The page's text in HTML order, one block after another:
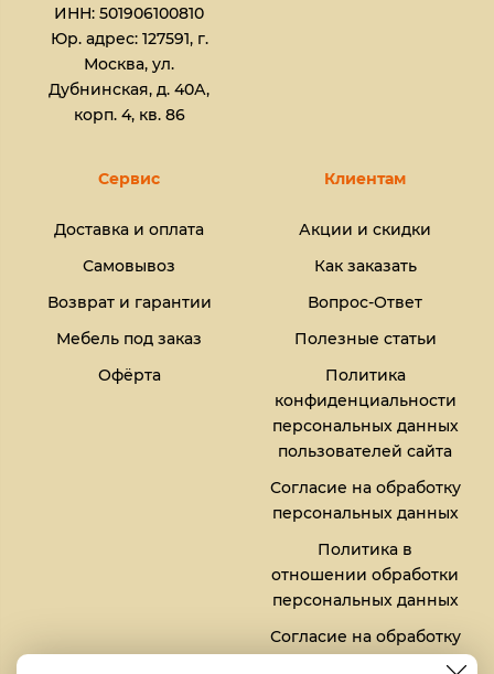
ИНН: 501906100810
Юр. адрес: 127591, г.
Москва, ул.
Дубнинская, д. 40А,
корп. 4, кв. 86
Сервис
Доставка и оплата
Самовывоз
Возврат и гарантии
Мебель под заказ
Офёрта
Клиентам
Акции и скидки
Как заказать
Вопрос-Ответ
Полезные статьи
Политика
конфиденциальности
персональных данных
пользователей сайта
Согласие на обработку
персональных данных
Политика в
отношении обработки
персональных данных
Согласие на обработку
файлов кукис (cookies)